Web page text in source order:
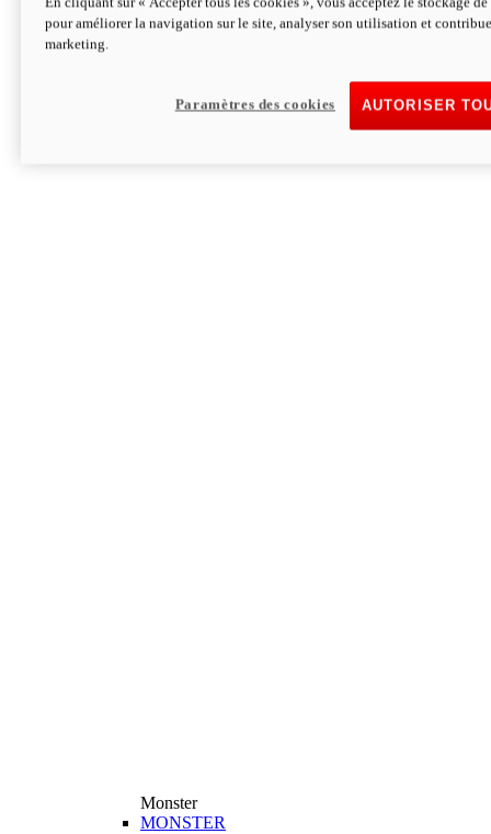
Hypermotard V2 SP 100
Découvrez-le
Monster
MONSTER
pour améliorer la navigation sur le site, analyser son utilisation et
marketing.
AUTORISER
Paramètres des cookies